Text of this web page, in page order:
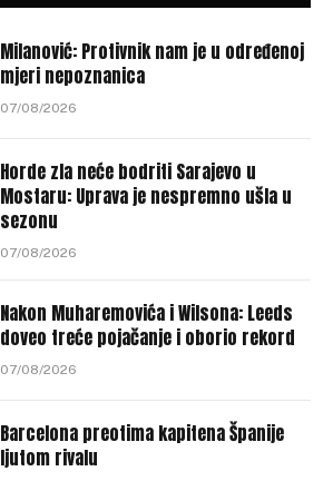
Milanović: Protivnik nam je u određenoj
mjeri nepoznanica
07/08/2026
Horde zla neće bodriti Sarajevo u
Mostaru: Uprava je nespremno ušla u
sezonu
07/08/2026
Nakon Muharemovića i Wilsona: Leeds
doveo treće pojačanje i oborio rekord
07/08/2026
Barcelona preotima kapitena Španije
ljutom rivalu